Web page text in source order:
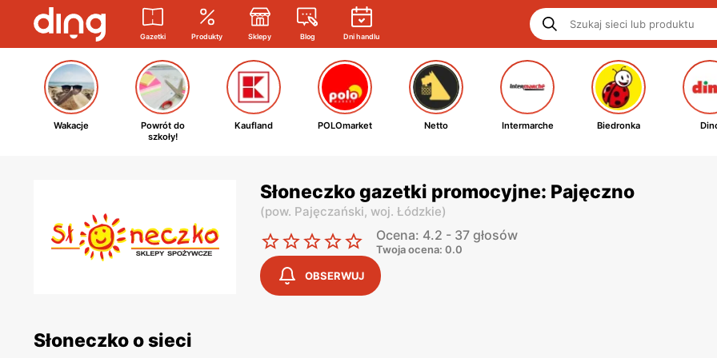
Gazetki Produkty Sklepy Blog Dni handlu
Wakacje
Powrót do
szkoły!
Kaufland POLOmarket Netto Intermarche Biedronka
Słoneczko gazetki promocyjne: Pajęczno
(pow. Pajęczański, woj. Łódzkie)
Ocena: 4.2 - 37 głosów
Twoja ocena: 0.0
OBSERWUJ
Słoneczko o sieci